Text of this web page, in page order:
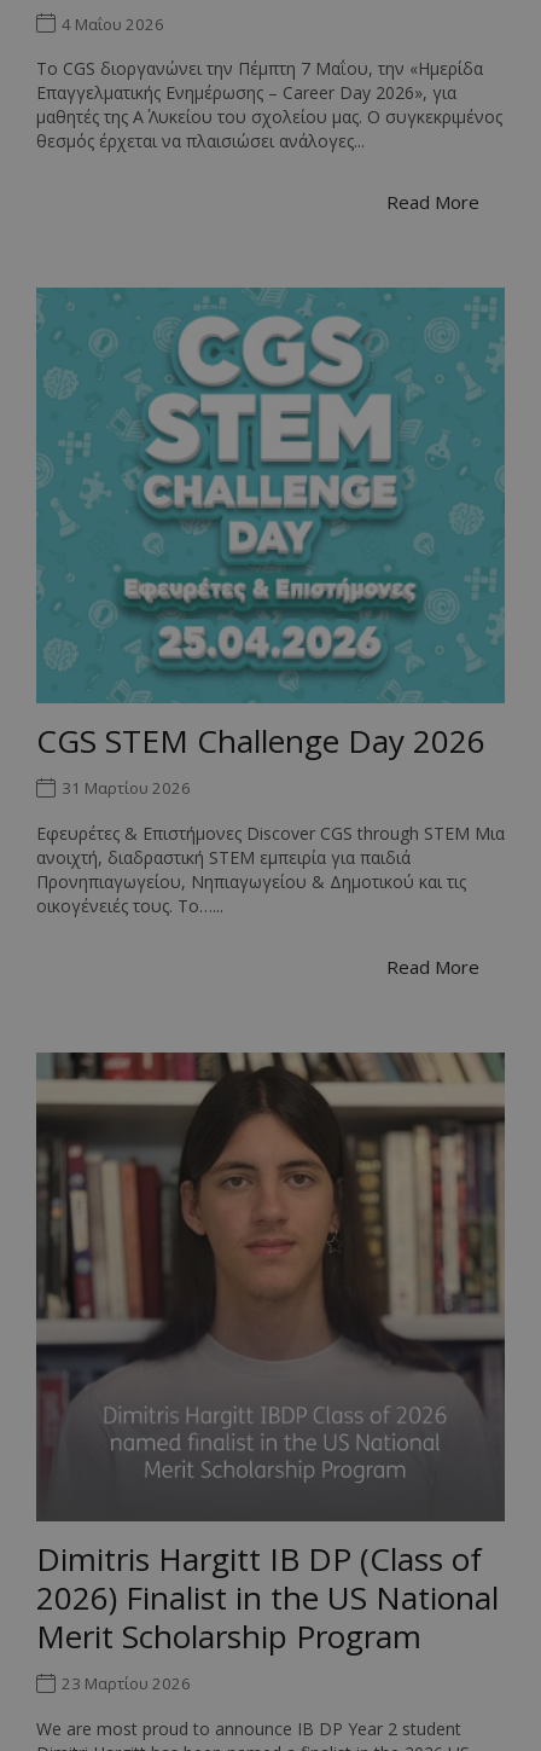
4 Μαΐου 2026
Το CGS διοργανώνει την Πέμπτη 7 Μαΐου, την «Ημερίδα
Επαγγελματικής Ενημέρωσης – Career Day 2026», για
μαθητές της Α΄ Λυκείου του σχολείου μας. Ο συγκεκριμένος
θεσμός έρχεται να πλαισιώσει ανάλογες...
Read More
CGS STEM Challenge Day 2026
31 Μαρτίου 2026
Εφευρέτες & Επιστήμονες Discover CGS through STEM Μια
ανοιχτή, διαδραστική STEM εμπειρία για παιδιά
Προνηπιαγωγείου, Νηπιαγωγείου & Δημοτικού και τις
οικογένειές τους. Το…...
Read More
Dimitris Hargitt IB DP (Class of
2026) Finalist in the US National
Merit Scholarship Program
23 Μαρτίου 2026
We are most proud to announce IB DP Year 2 student